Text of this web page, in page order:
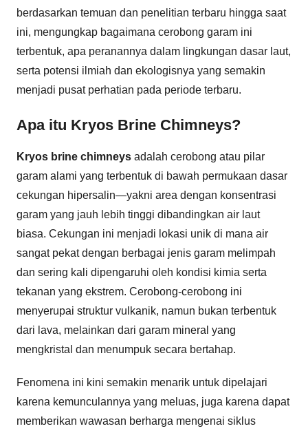
berdasarkan temuan dan penelitian terbaru hingga saat
ini, mengungkap bagaimana cerobong garam ini
terbentuk, apa peranannya dalam lingkungan dasar laut,
serta potensi ilmiah dan ekologisnya yang semakin
menjadi pusat perhatian pada periode terbaru.
Apa itu Kryos Brine Chimneys?
Kryos brine chimneys adalah cerobong atau pilar
garam alami yang terbentuk di bawah permukaan dasar
cekungan hipersalin—yakni area dengan konsentrasi
garam yang jauh lebih tinggi dibandingkan air laut
biasa. Cekungan ini menjadi lokasi unik di mana air
sangat pekat dengan berbagai jenis garam melimpah
dan sering kali dipengaruhi oleh kondisi kimia serta
tekanan yang ekstrem. Cerobong-cerobong ini
menyerupai struktur vulkanik, namun bukan terbentuk
dari lava, melainkan dari garam mineral yang
mengkristal dan menumpuk secara bertahap.
Fenomena ini kini semakin menarik untuk dipelajari
karena kemunculannya yang meluas, juga karena dapat
memberikan wawasan berharga mengenai siklus